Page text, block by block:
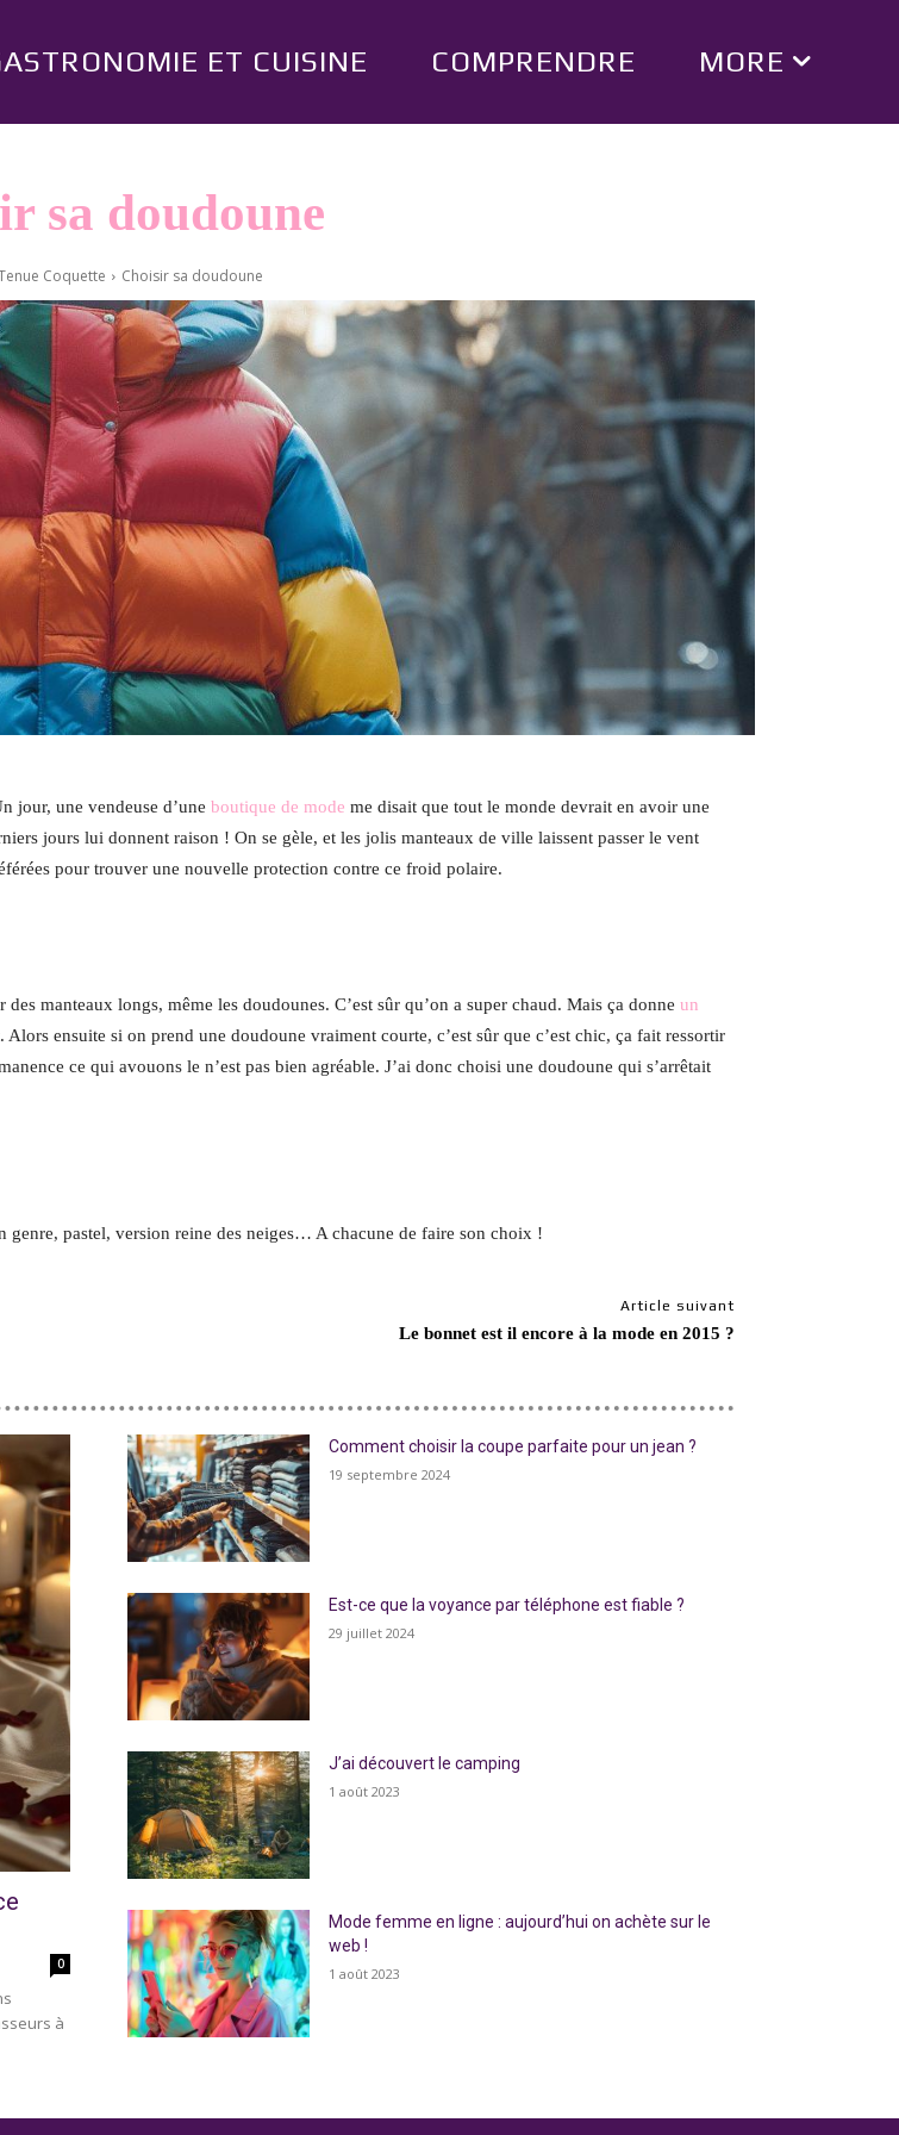
ET CUISINE COMPRENDRE MORE
sa doudoune
Coquette Choisir sa doudoune
jour, une vendeuse d’une boutique de mode me disait que tout le monde devrait en avoir une
jours lui donnent raison ! On se gèle, et les jolis manteaux de ville laissent passer le vent
pour trouver une nouvelle protection contre ce froid polaire.
manteaux longs, même les doudounes. C’est sûr qu’on a super chaud. Mais ça donne un
ensuite si on prend une doudoune vraiment courte, c’est sûr que c’est chic, ça fait ressortir
ce qui avouons le n’est pas bien agréable. J’ai donc choisi une doudoune qui s’arrêtait
pastel, version reine des neiges… A chacune de faire son choix !
Article suivant
Le bonnet est il encore à la mode en 2015 ?
0
à
Comment choisir la coupe parfaite pour un jean ?
19 septembre 2024
Est-ce que la voyance par téléphone est fiable ?
29 juillet 2024
J’ai découvert le camping
1 août 2023
Mode femme en ligne : aujourd’hui on achète sur le
web !
1 août 2023